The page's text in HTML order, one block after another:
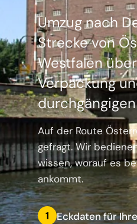
Umzug nach
Strecke von
Westfalen
Verpackung
Auf der Route
gefragt. Wir
wissen, worauf es
ankommt.
1
Eckdaten für